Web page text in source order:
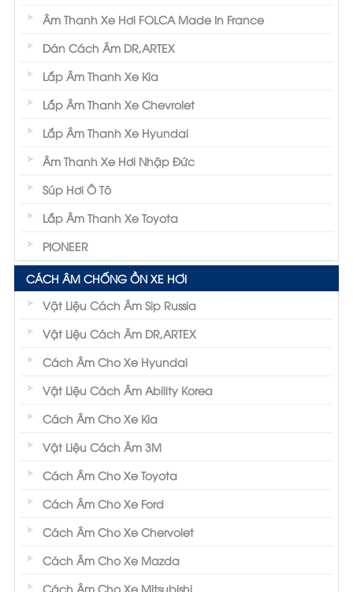
Âm Thanh Xe Hơi FOLCA Made In France
Dán Cách Âm DR,ARTEX
Lắp Âm Thanh Xe Kia
Lắp Âm Thanh Xe Chevrolet
Lắp Âm Thanh Xe Hyundai
Âm Thanh Xe Hơi Nhập Đức
Súp Hơi Ô Tô
Lắp Âm Thanh Xe Toyota
PIONEER
CÁCH ÂM CHỐNG ỒN XE HƠI
Vật Liệu Cách Âm Sip Russia
Vật Liệu Cách Âm DR,ARTEX
Cách Âm Cho Xe Hyundai
Vật Liệu Cách Âm Ability Korea
Cách Âm Cho Xe Kia
Vật Liệu Cách Âm 3M
Cách Âm Cho Xe Toyota
Cách Âm Cho Xe Ford
Cách Âm Cho Xe Chervolet
Cách Âm Cho Xe Mazda
Cách Âm Cho Xe Mitsubishi